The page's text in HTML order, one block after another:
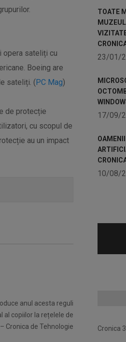
opera sateliți cu
Boeing are
sateliți. (PC Mag)
de protecție
cu scopul de
au un impact
anul acesta reguli
al copiilor la rețelele de
Cronica de Tehnologie
TOATE
23/01/
17/09/
10/08/
Cronica